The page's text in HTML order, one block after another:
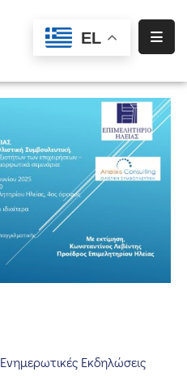
EL
Ενημερωτικές Εκδηλώσεις